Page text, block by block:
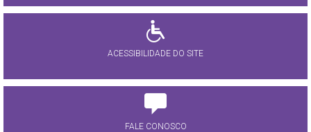
ACESSIBILIDADE DO SITE
FALE CONOSCO